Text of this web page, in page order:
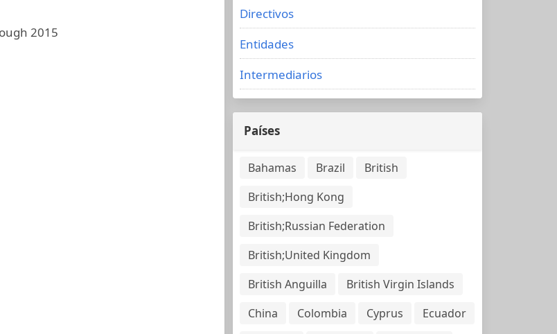
2015
Directivos
Entidades
Intermediarios
Países
Bahamas Brazil
British
British;Hong Kong
British;Russian Federation
British;United Kingdom
British Anguilla
British Virgin Islands
China
Colombia Cyprus
Ecuador